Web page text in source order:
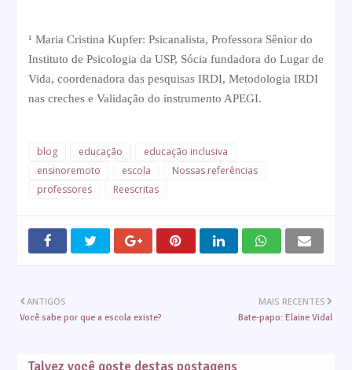
¹ Maria Cristina Kupfer: Psicanalista, Professora Sênior do
Instituto de Psicologia da USP, Sócia fundadora do Lugar de
Vida, coordenadora das pesquisas IRDI, Metodologia IRDI
nas creches e Validação do instrumento APEGI.
blog educação
educação inclusiva
ensinoremoto
escola
Nossas referências
professores
Reescritas
MAIS RECENTES
Bate-papo: Elaine Vidal
ANTIGOS
Você sabe por que a escola existe?
Talvez você goste destas postagens